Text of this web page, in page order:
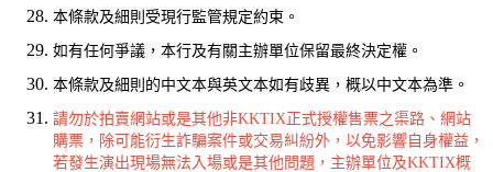
本條款及細則受現行監管規定約束。
如有任何爭議，本行及有關主辦單位保留最終決定權。
本條款及細則的中文本與英文本如有歧異，概以中文本為準。
請勿於拍賣網站或是其他非KKTIX正式授權售票之渠路、網站
購票，除可能衍生詐騙案件或交易糾紛外，以免影響自身權益，
若發生演出現場無法入場或是其他問題，主辦單位及KKTIX概